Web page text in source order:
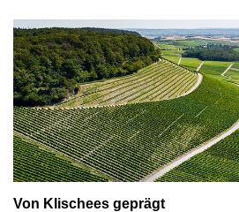
Von Klischees geprägt